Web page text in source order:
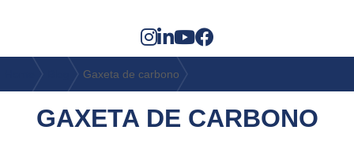
Gaxeta de carbono
GAXETA DE CARBONO